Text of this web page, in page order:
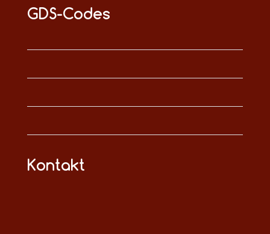
GDS-Codes
Kontakt